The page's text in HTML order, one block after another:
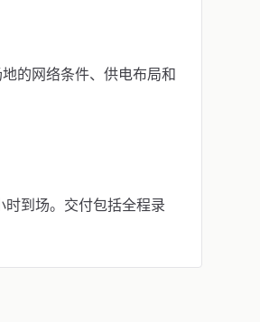
的网络条件、供电布局和
到场。交付包括全程录